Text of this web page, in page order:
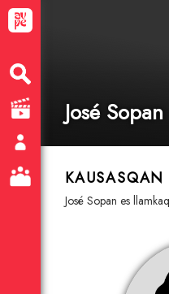
José Sopan
José Sopan es